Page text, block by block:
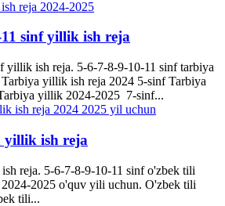
sinf yillik ish reja
yillik ish reja. 5-6-7-8-9-10-11 sinf tarbiya
yillik ish reja 2024 5-sinf Tarbiya
yillik 2024-2025 7-sinf...
yillik ish reja
reja. 5-6-7-8-9-10-11 sinf o'zbek tili
2025 o'quv yili uchun. O'zbek tili
tili...